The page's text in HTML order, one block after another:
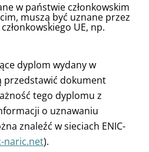
w państwie członkowskim
muszą być uznane przez
UE, np.
dyplom wydany w
przedstawić dokument
tego dyplomu z
o uznawaniu
znaleźć w sieciach ENIC-
naric.net).